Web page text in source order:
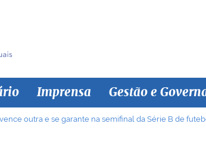
Imprensa Gestão e
outra e se garante na semifinal da Série B de